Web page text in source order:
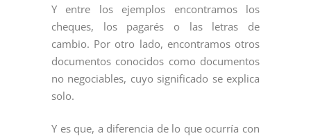
Y entre los ejemplos encontramos los
cheques, los pagarés o las letras de
cambio. Por otro lado, encontramos otros
documentos conocidos como documentos
no negociables, cuyo significado se explica
solo.
Y es que, a diferencia de lo que ocurría con